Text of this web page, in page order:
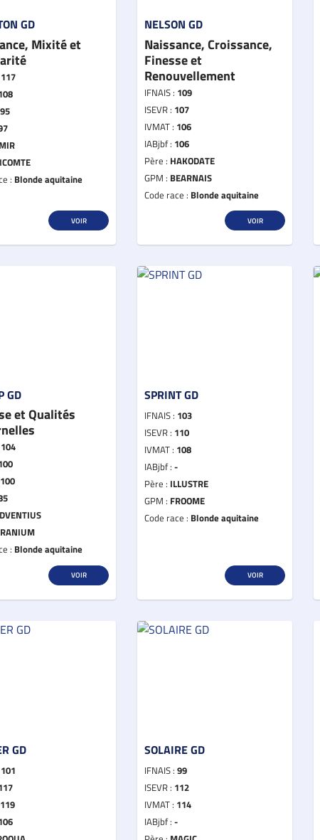
GD
Mixité et
117
95
: Blonde aquitaine
VOIR
NELSON GD
Naissance, Croissance,
Finesse et
Renouvellement
IFNAIS : 109
ISEVR : 107
IVMAT : 106
IABjbf : 106
Père : HAKODATE
GPM : BEARNAIS
Code race : Blonde aquitaine
VOIR
GD
et Qualités
104
100
: Blonde aquitaine
VOIR
SPRINT GD
IFNAIS : 103
ISEVR : 110
IVMAT : 108
IABjbf : -
Père : ILLUSTRE
GPM : FROOME
Code race : Blonde aquitaine
VOIR
GD
101
119
SOLAIRE GD
IFNAIS : 99
ISEVR : 112
IVMAT : 114
IABjbf : -